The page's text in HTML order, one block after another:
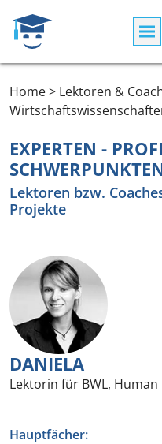
Home > Lektoren &
EXPERTEN -
Lektoren bzw.
Projekte
DANIELA
Lektorin für BWL,
Hauptfächer: